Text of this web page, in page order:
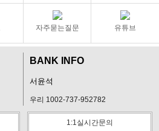
자주묻는질문 유튜브
BANK INFO
서윤석
우리 1002-737-952782
1:1실시간문의